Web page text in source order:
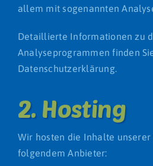
allem mit sogenannten
Detaillierte Informationen zu
Analyseprogrammen finden
Datenschutzerklärung.
2. Hosting
Wir hosten die Inhalte unserer
folgendem Anbieter: